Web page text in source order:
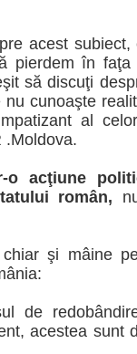
acest subiect,
pierdem în faţa
să discuţi
cunoaşte
al
.Moldova.
o acţiune
român,
şi mâine
de
acestea sunt